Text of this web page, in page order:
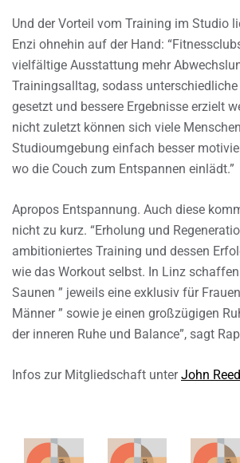
Und der Vorteil vom Training im Studio
Enzi ohnehin auf der Hand:
vielfältige Ausstattung mehr
Trainingsalltag, sodass
gesetzt und bessere Ergebnisse erzielt
nicht zuletzt können sich viele
Studioumgebung einfach besser
wo die Couch zum Entspannen einlädt.”
Apropos Entspannung. Auch diese
nicht zu kurz. “Erholung und
ambitioniertes Training und dessen
wie das Workout selbst. In Linz
Saunen ” jeweils eine exklusiv für
Männer ” sowie je einen großzügigen
der inneren Ruhe und Balance”, sagt
Infos zur Mitgliedschaft unterJohn